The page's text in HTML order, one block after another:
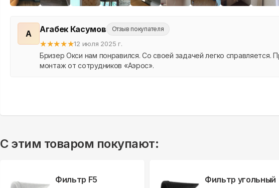
А Агабек Касумов Отзыв покупателя
★★★★★12 июля 2025 г.
Бризер Окси нам понравился. Со своей задачей легко справляется.
монтаж от сотрудников «Аэрос».
С этим товаром покупают:
Фильтр F5 Фильтр угольный